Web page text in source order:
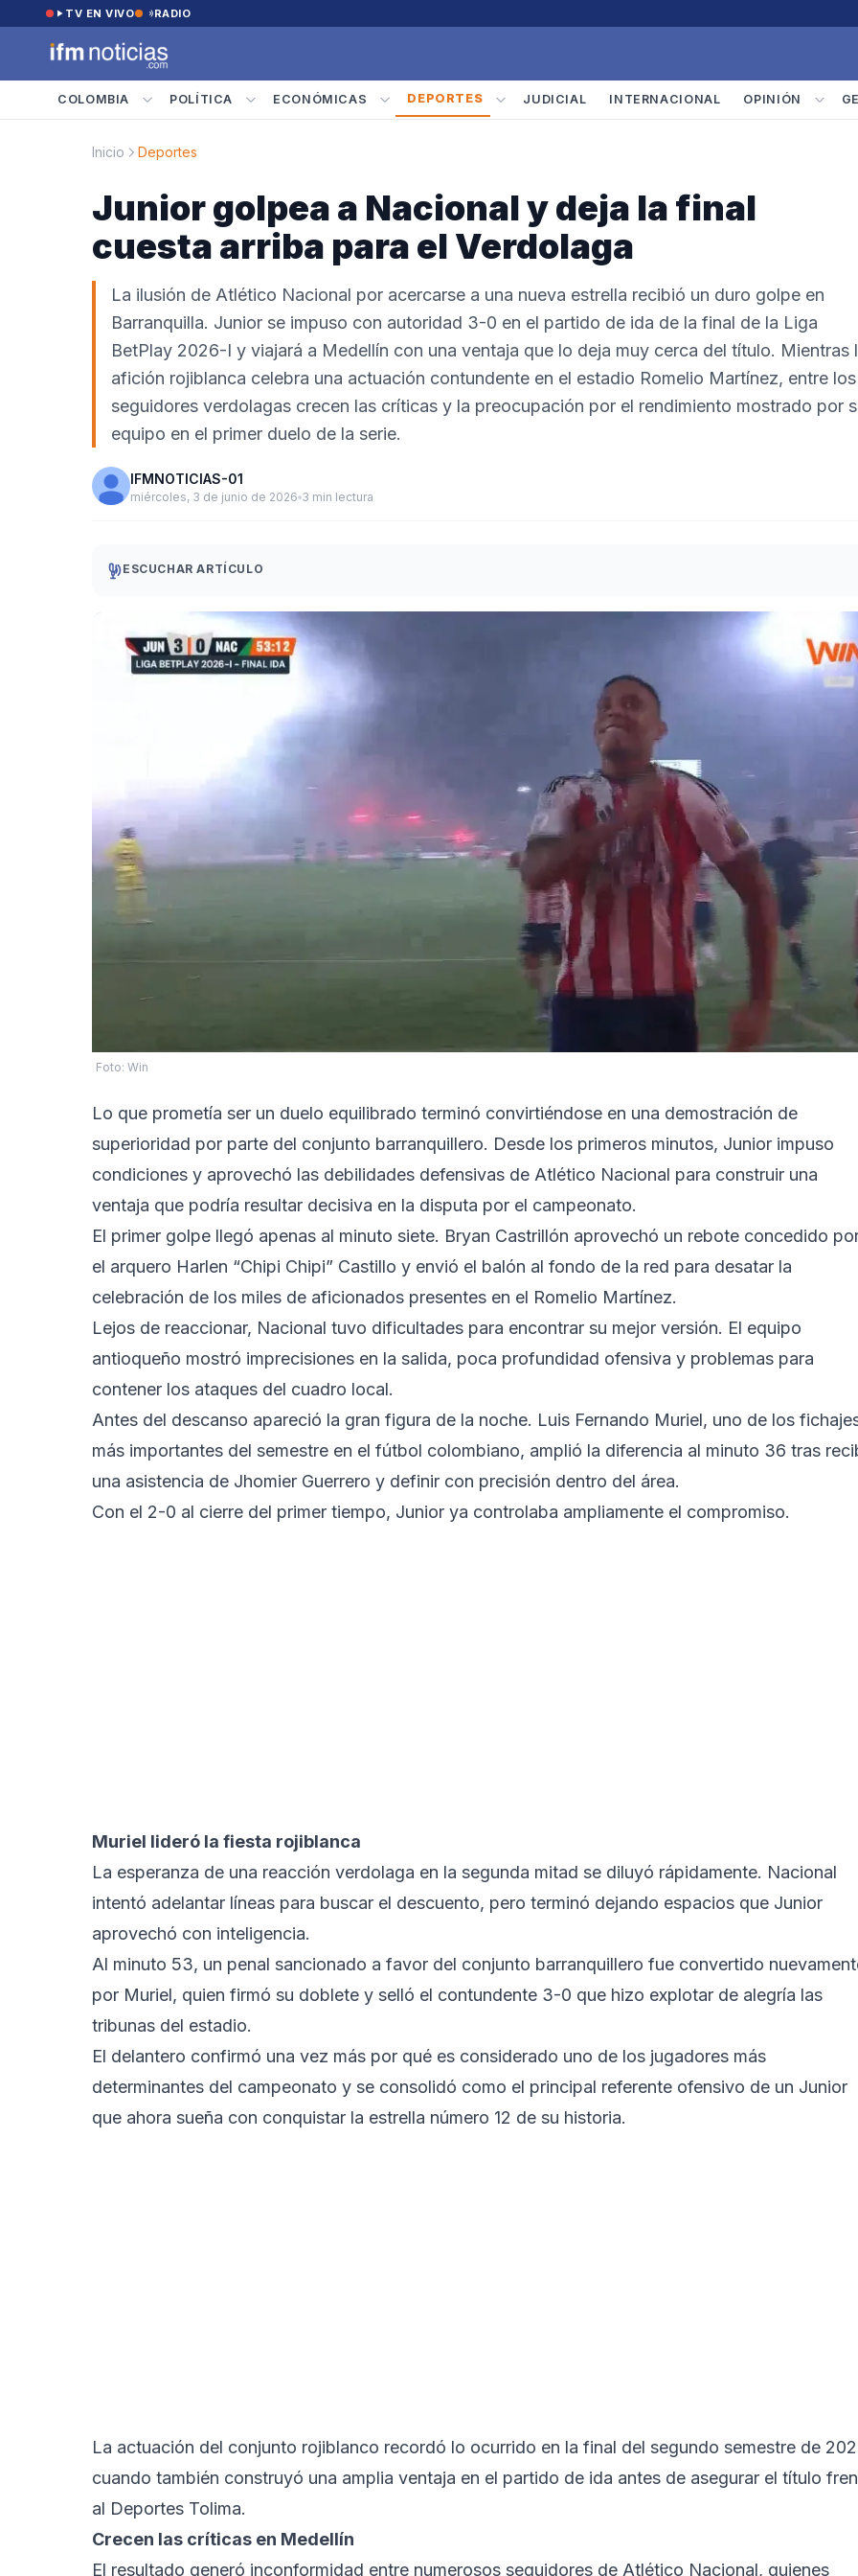
Saltar al contenido
TV EN VIVO RADIO
COLOMBIA POLÍTICA ECONÓMICAS DEPORTES JUDICIAL INTERNACIONAL OPINIÓN
Inicio Deportes
Junior golpea a Nacional y deja la final
cuesta arriba para el Verdolaga
La ilusión de Atlético Nacional por acercarse a una nueva estrella recibió un duro golpe en
Barranquilla. Junior se impuso con autoridad 3-0 en el partido de ida de la final de la Liga
BetPlay 2026-I y viajará a Medellín con una ventaja que lo deja muy cerca del título. Mientras
afición rojiblanca celebra una actuación contundente en el estadio Romelio Martínez, entre los
seguidores verdolagas crecen las críticas y la preocupación por el rendimiento mostrado por
equipo en el primer duelo de la serie.
IFMNOTICIAS-01
miércoles, 3 de junio de 2026 3 min lectura
ESCUCHAR ARTÍCULO
Foto: Win
Lo que prometía ser un duelo equilibrado terminó convirtiéndose en una demostración de
superioridad por parte del conjunto barranquillero. Desde los primeros minutos, Junior impuso
condiciones y aprovechó las debilidades defensivas de Atlético Nacional para construir una
ventaja que podría resultar decisiva en la disputa por el campeonato.
El primer golpe llegó apenas al minuto siete. Bryan Castrillón aprovechó un rebote concedido
el arquero Harlen “Chipi Chipi” Castillo y envió el balón al fondo de la red para desatar la
celebración de los miles de aficionados presentes en el Romelio Martínez.
Lejos de reaccionar, Nacional tuvo dificultades para encontrar su mejor versión. El equipo
antioqueño mostró imprecisiones en la salida, poca profundidad ofensiva y problemas para
contener los ataques del cuadro local.
Antes del descanso apareció la gran figura de la noche. Luis Fernando Muriel, uno de los
más importantes del semestre en el fútbol colombiano, amplió la diferencia al minuto 36 tras
una asistencia de Jhomier Guerrero y definir con precisión dentro del área.
Con el 2-0 al cierre del primer tiempo, Junior ya controlaba ampliamente el compromiso.
Muriel lideró la fiesta rojiblanca
La esperanza de una reacción verdolaga en la segunda mitad se diluyó rápidamente. Nacional
intentó adelantar líneas para buscar el descuento, pero terminó dejando espacios que Junior
aprovechó con inteligencia.
Al minuto 53, un penal sancionado a favor del conjunto barranquillero fue convertido
por Muriel, quien firmó su doblete y selló el contundente 3-0 que hizo explotar de alegría las
tribunas del estadio.
El delantero confirmó una vez más por qué es considerado uno de los jugadores más
determinantes del campeonato y se consolidó como el principal referente ofensivo de un Junior
que ahora sueña con conquistar la estrella número 12 de su historia.
La actuación del conjunto rojiblanco recordó lo ocurrido en la final del segundo semestre de
cuando también construyó una amplia ventaja en el partido de ida antes de asegurar el título
al Deportes Tolima.
Crecen las críticas en Medellín
El resultado generó inconformidad entre numerosos seguidores de Atlético Nacional, quienes